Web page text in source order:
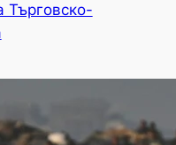
Търговско-